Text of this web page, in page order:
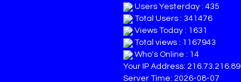
Users Yesterday : 435
Total Users : 341476
Views Today : 1631
Total views : 1167943
Who's Online : 14
Your IP Address: 216.73.216.89
Server Time: 2026-08-07